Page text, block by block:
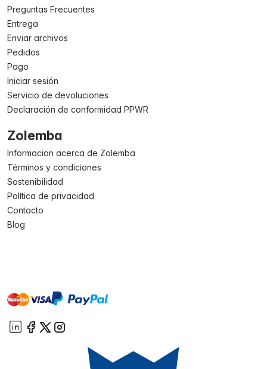
Preguntas Frecuentes
Entrega
Enviar archivos
Pedidos
Pago
Iniciar sesión
Servicio de devoluciones
Declaración de conformidad PPWR
Zolemba
Informacion acerca de Zolemba
Términos y condiciones
Sostenibilidad
Política de privacidad
Contacto
Blog
mastervisa paypal